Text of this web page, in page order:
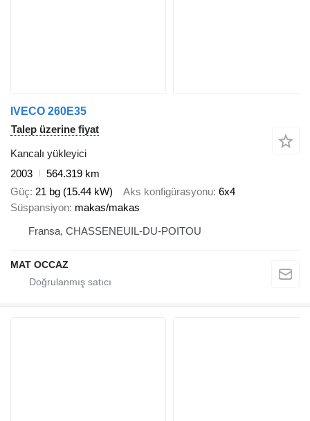
IVECO 260E35
Talep üzerine fiyat
Kancalı yükleyici
2003
564.319 km
Güç 21 bg (15.44 kW) Aks konfigürasyonu 6x4
Süspansiyon makas/makas
Fransa, CHASSENEUIL-DU-POITOU
MAT OCCAZ